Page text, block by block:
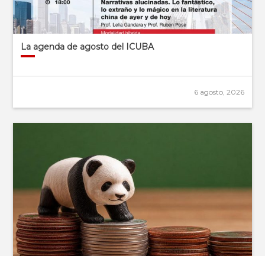
La agenda de agosto del ICUBA
6 agosto, 2026